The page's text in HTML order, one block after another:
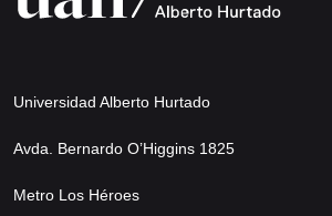
Universidad Alberto Hurtado
Avda. Bernardo O’Higgins 1825
Metro Los Héroes